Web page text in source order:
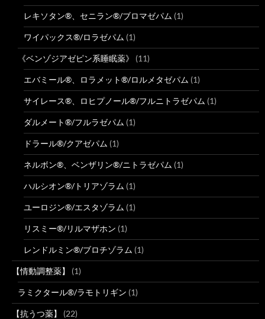
レキソタン®、セニラン®/ブロマゼパム (1)
ワイパックス®/ロラゼパム (1)
《ベンゾジアゼピン系睡眠薬》 (11)
エバミール®、ロラメット®/ロルメタゼパム (1)
サイレース®、ロヒプノール®/フルニトラゼパム (1)
ダルメート®/フルラゼパム (1)
ドラール®/クアゼパム (1)
ネルボン®、ベンザリン®/ニトラゼパム (1)
ハルシオン®/トリアゾラム (1)
ユーロジン®/エスタゾラム (1)
リスミー®/リルマザホン (1)
レンドルミン®/ブロチゾラム (1)
【情動調整薬】 (1)
ラミクタール®/ラモトリギン (1)
【抗うつ薬】 (22)